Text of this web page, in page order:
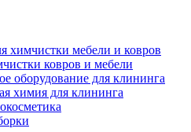
химчистки мебели и ковров
ковров и мебели
оборудование для клининга
химия для клининга